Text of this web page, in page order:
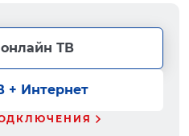
ТВ
+ Интернет